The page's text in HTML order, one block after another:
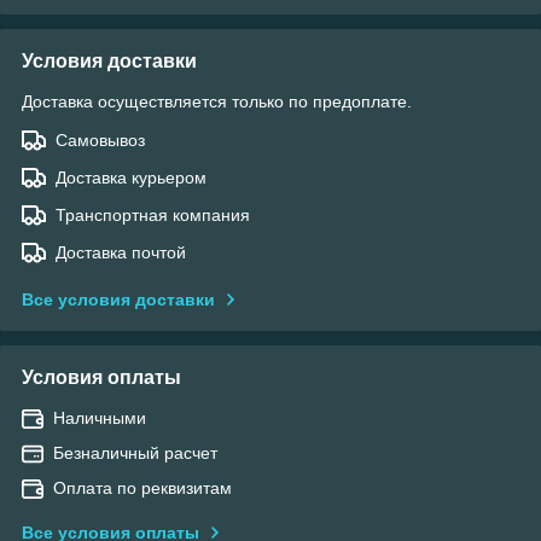
Условия доставки
Доставка осуществляется только по предоплате.
Самовывоз
Доставка курьером
Транспортная компания
Доставка почтой
Все условия доставки
Условия оплаты
Наличными
Безналичный расчет
Оплата по реквизитам
Все условия оплаты